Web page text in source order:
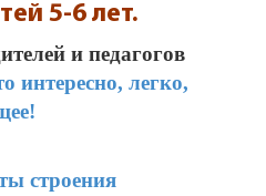
5-6 лет.
и педагогов
интересно, легко,
строения